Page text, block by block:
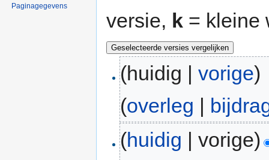
versie, k = kleine
(huidig |vorige)
(overleg |
(huidig | vorige)
Paginagegevens